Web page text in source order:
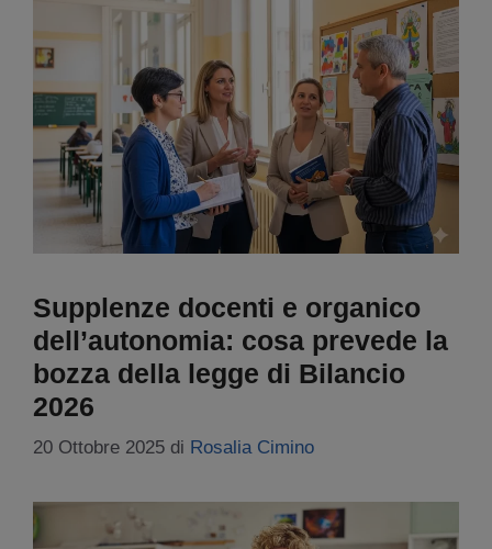
Supplenze docenti e organico
dell’autonomia: cosa prevede la
bozza della legge di Bilancio
2026
20 Ottobre 2025 di Rosalia Cimino